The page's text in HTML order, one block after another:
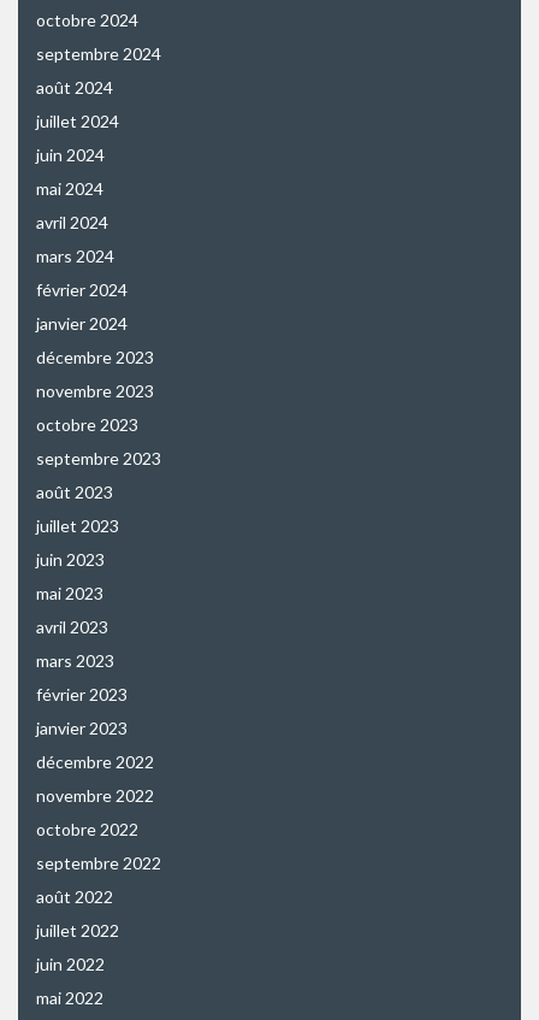
octobre 2024
septembre 2024
août 2024
juillet 2024
juin 2024
mai 2024
avril 2024
mars 2024
février 2024
janvier 2024
décembre 2023
novembre 2023
octobre 2023
septembre 2023
août 2023
juillet 2023
juin 2023
mai 2023
avril 2023
mars 2023
février 2023
janvier 2023
décembre 2022
novembre 2022
octobre 2022
septembre 2022
août 2022
juillet 2022
juin 2022
mai 2022